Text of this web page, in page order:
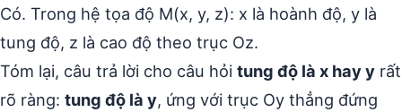
Có. Trong hệ tọa độ M(x, y, z): x là hoành độ, y là
tung độ, z là cao độ theo trục Oz.
Tóm lại, câu trả lời cho câu hỏi tung độ là x hay y rất
rõ ràng: tung độ là y, ứng với trục Oy thẳng đứng